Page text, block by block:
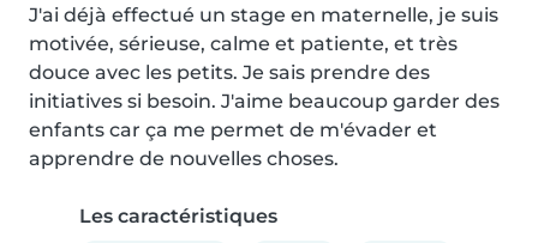
J'ai déjà effectué un stage en maternelle, je suis
motivée, sérieuse, calme et patiente, et très
douce avec les petits. Je sais prendre des
initiatives si besoin. J'aime beaucoup garder des
enfants car ça me permet de m'évader et
apprendre de nouvelles choses.
Les caractéristiques